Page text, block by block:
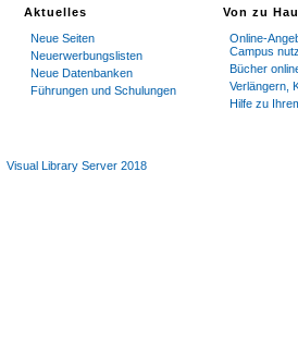
Aktuelles
Neue Seiten
Neuerwerbungslisten
Neue Datenbanken
Führungen und Schulungen
Von zu
Online-
Campus
Bücher
Verlängern,
Hilfe zu
Visual Library Server 2018